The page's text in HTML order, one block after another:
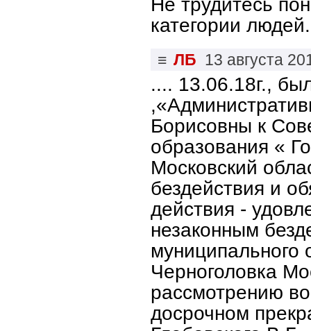
категории людей.
≡ ЛБ 13 августа
.... 13.06.18г.,
Борисовны к
образования «
Московский
бездействия и
действия -
незаконным
муниципального
Черноголовка
рассмотрению
досрочном